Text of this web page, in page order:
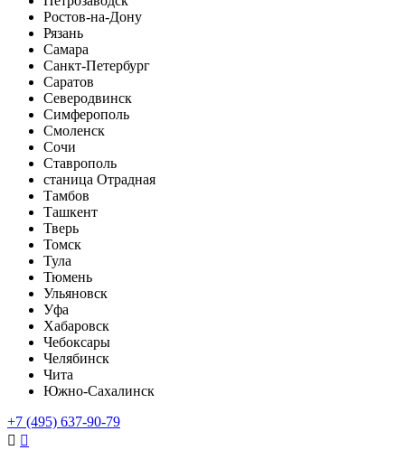
Ростов-на-Дону
Рязань
Самара
Санкт-Петербург
Саратов
Северодвинск
Симферополь
Смоленск
Сочи
Ставрополь
станица Отрадная
Тамбов
Ташкент
Тверь
Томск
Тула
Тюмень
Ульяновск
Уфа
Хабаровск
Чебоксары
Челябинск
Чита
Южно-Сахалинск
+7 (495) 637-90-79
 